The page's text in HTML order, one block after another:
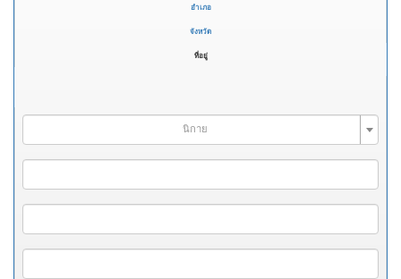
อำเภอ
จังหวัด
ที่อยู่
นิกาย